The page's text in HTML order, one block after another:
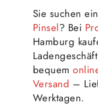
Sie suchen
Pinsel? Bei
Hamburg
bequem
Versand –
Werktagen.